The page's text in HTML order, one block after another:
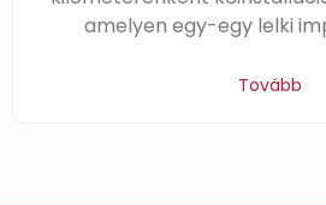
amelyen egy-egy lelki
Tovább